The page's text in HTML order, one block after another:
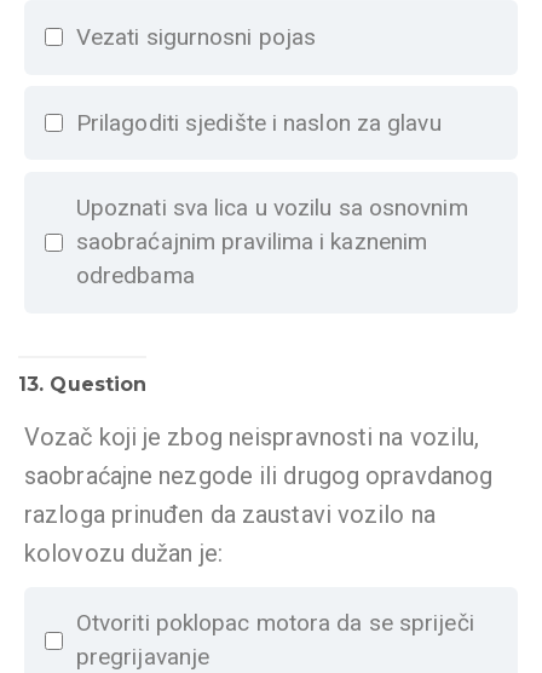
Vezati sigurnosni pojas
Prilagoditi sjedište i naslon za glavu
Upoznati sva lica u vozilu sa osnovnim
saobraćajnim pravilima i kaznenim
odredbama
13. Question
Vozač koji je zbog neispravnosti na vozilu,
saobraćajne nezgode ili drugog opravdanog
razloga prinuđen da zaustavi vozilo na
kolovozu dužan je:
Otvoriti poklopac motora da se spriječi
pregrijavanje